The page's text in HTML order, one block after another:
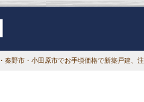
野市・小田原市でお手頃価格で新築戸建、